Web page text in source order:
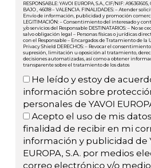
RESPONSABLE: YAVOI EUROPA, S.A., CIF/NIF:
BAJO , 46018 – VALENCIA. FINALIDADES: – Atender
Envío de información, publicidad y promoción
LEGITIMACIÓN: – Consentimiento del interesado y
y/o servicios del Responsable DESTINATARIOS: – No se
salvo obligación legal – Personas físicas o jurídicas
con el Responsable – Encargados de Tratamiento de la
Privacy Shield DERECHOS: – Revocar el
supresión, limitación u oposición al tratamiento,
decisiones automatizadas, así como a obtener
transparente sobre el tratamiento de los datos
He leído y estoy de
información sobre
personales de YAVOI
Acepto el uso de mis
finalidad de recibir en mi
información y publicidad de
EUROPA, S.A. por medios
correo electrónico y/o